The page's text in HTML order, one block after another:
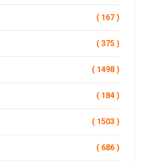
( 167 )
( 375 )
( 1498 )
( 184 )
( 1503 )
( 686 )